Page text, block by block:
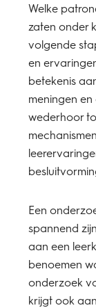
Welke
zaten onder
volgende
en
betekenis
meningen
wederhoor
Een
spannend
aan een
benoemen
onderzoek
krijgt ook